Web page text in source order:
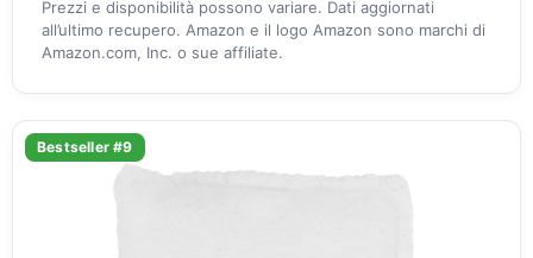
Prezzi e disponibilità possono variare. Dati aggiornati
all’ultimo recupero. Amazon e il logo Amazon sono marchi di
Amazon.com, Inc. o sue affiliate.
Bestseller #9